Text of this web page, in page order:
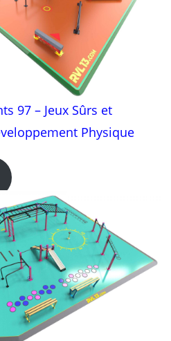
97 – Jeux Sûrs et
Physique
Sportif Enfants 97 –